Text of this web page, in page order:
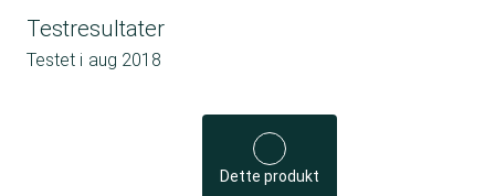
Testresultater
Testet i aug 2018
Dette produkt